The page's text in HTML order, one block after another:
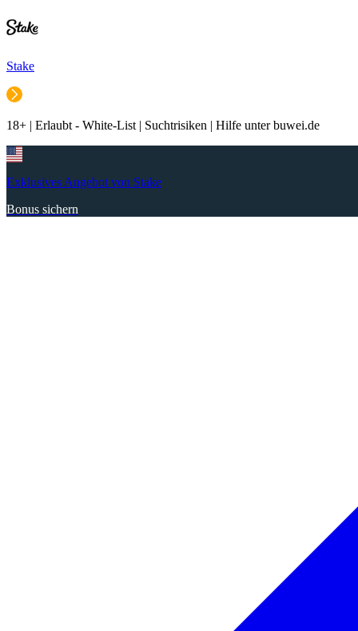
Stake
18+ | Erlaubt - White-List | Suchtrisiken | Hilfe unter buwei.de
Exklusives Angebot von Stake
Bonus sichern